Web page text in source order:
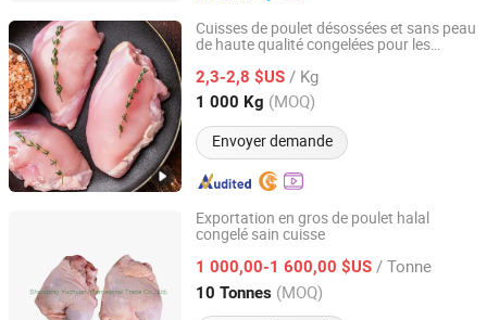
Cuisses de poulet désossées et sans peau
de haute qualité congelées pour les
2,3-2,8 $US / Kg
1 000 Kg (MOQ)
Envoyer demande
YANTAI LAN RUI FOOD IMPORT AND EXPORT CO., LTD.
Shandong, China Depuis 2022
Exportation en gros de poulet halal
congelé sain cuisse
1 000,00-1 600,00 $US / Tonne
10 Tonnes (MOQ)
Shandong Yuchuan International Trade Co., Ltd.
Shandong, China Depuis 2022